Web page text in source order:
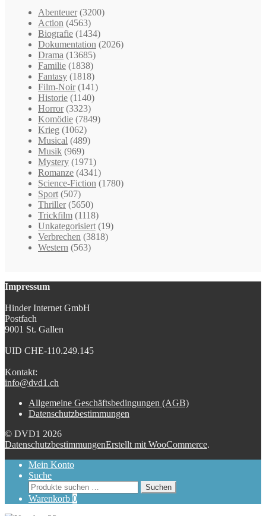
Abenteuer (3200)
Action (4563)
Biografie (1434)
Dokumentation (2026)
Drama (13685)
Familie (1838)
Fantasy (1818)
Film-Noir (141)
Historie (1140)
Horror (3323)
Komödie (7849)
Krieg (1062)
Musical (489)
Musik (969)
Mystery (1971)
Romanze (4341)
Science-Fiction (1780)
Sport (507)
Thriller (5650)
Trickfilm (1118)
Unkategorisiert (19)
Verbrechen (3818)
Western (563)
Impressum
Hinder Internet GmbH
Postfach
9001 St. Gallen
UID CHE-110.249.145
Kontakt:
info@dvd1.ch
Allgemeine Geschäftsbedingungen (AGB)
Datenschutzbestimmungen
© DVD1 2026
DatenschutzbestimmungenErstellt mit WooCommerce.
Mein Konto
Suche
Suchen
nach:
Suchen
Warenkorb 0